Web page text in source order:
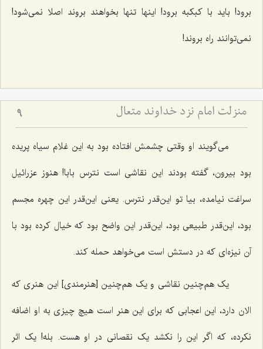
برود! باید با کبکبه برود! اینها تنها بخواهند بروند اصلا نمی‌شود!
نمی‌توانند راه بروند!
منزلت امام نزد خداوند متعال 9
می‌گویند او وقتی چشمش افتاده بود به این غلام سیاه پریده
بود بیرون، گفته بودند این نقاشی است نترس بابا! هنوز عزرائیل
سراغت نیامده، بیا تو این‌قدر نترس. یعنی این‌قدر این چهره مجسم
بود، این‌قدر طبیعی بود، این‌قدر این واضح بود که خیال کرده بود با
آن نیزه‌ای که در دستش است می‌خواهد حمله کند.
یک هم‌چنین نقاشی و یک هم‌چنین [هنرمندی‌] این هنری که
الان دارد، این اعجابی که برای این هنر است هیچ چیزی به او اضافه
نکرده، که اگر این را نکشد یک نقصانی در او هست. بله! یک اثر